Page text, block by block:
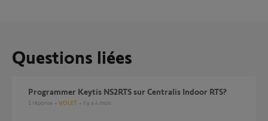
Questions liées
programmer Keytis NS2RTS sur Centralis Indoor RTS?
1 réponse VOLET il y a 4 mois